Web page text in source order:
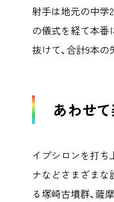
射手は地元の中学
の儀式を経て本番
抜けて、合計9本
あわせ
イプシロンを打ち
ナなどさまざまな
る塚崎古墳群、薩